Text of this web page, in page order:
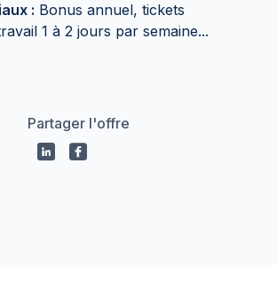
: Bonus annuel, tickets
1 à 2 jours par semaine...
Partager l'offre